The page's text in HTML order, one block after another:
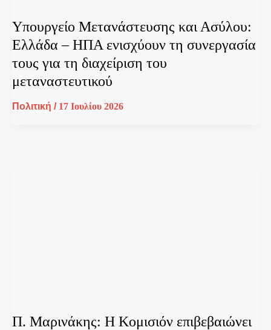
Υπουργείο Μετανάστευσης και Ασύλου:
Ελλάδα – ΗΠΑ ενισχύουν τη συνεργασία
τους για τη διαχείριση του
μεταναστευτικού
Πολιτική / 17 Ιουλίου 2026
Π. Μαρινάκης: Η Κομισιόν επιβεβαιώνει